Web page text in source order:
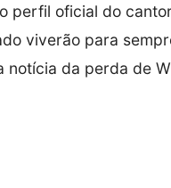
perfil oficial do
viverão para
notícia da perda de